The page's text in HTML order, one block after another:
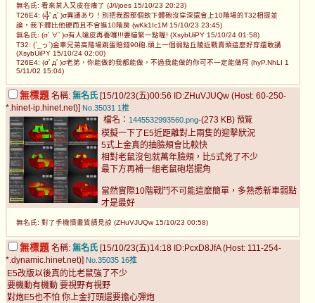
無名氏: 看來某人又皮在癢了 (J/l/joes 15/10/23 20:23)
T26E4: (╬ﾟдﾟ)σ異議あり！別把我跟那個軟下體砲沒穿深還會上10階場的T32相提並
論，我下體比他硬而且不會進10階房 (wKk1Ic1M 15/10/23 23:45)
無名氏: (σﾟ∀ﾟ)σ有人嗆皮再養囉!!!要繃緊一點喔! (XsybUiPY 15/10/24 01:58)
T32: (`_っ´)金車兄弟高階場跳蛋賠錢90砲.頭上一個弱點丘陵近戰賣頭這麼好穿還敢講
(XsybUiPY 15/10/24 02:00)
T26E4: (σﾟдﾟ)σ老弟，你能做的我都能做，不過我能做的你可不一定能做阿 (hyP.NhLI 1
5/11/02 15:04)
無標題 名稱: 無名氏 [15/10/23(五)00:56 ID:ZHuVJUQw (Host: 60-250-
*.hinet-ip.hinet.net)] No.35031 1推
檔名： 1445532993560.png-(273 KB) 預覽
模擬一下了E5近距離對上兩隻的迎擊狀況
5式上金真的抽臉頰會比較快
相對老鼠沒包就萬年臉頰，比5式兇了不少
最下方再補一組老鼠砲塔擺角
當然實際10階戰鬥不可能這麼簡單，多熟悉新車弱點
才是最好
無名氏: 對了手機憤畫質請見諒 (ZHuVJUQw 15/10/23 00:58)
無標題 名稱: 無名氏 [15/10/23(五)14:18 ID:PcxD8JfA (Host: 111-254-
*.dynamic.hinet.net)] No.35035 16推
E5改版以後真的比老鼠強了不少
要機動有機動 要視野有視野
對炮E5也不怕 你上金打頭還要擔心彈炮